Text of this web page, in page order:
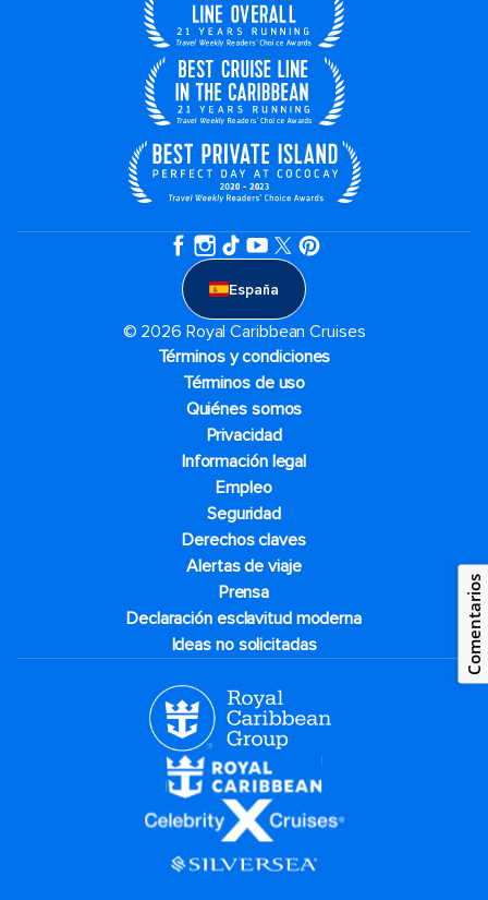
España
© 2026 Royal Caribbean Cruises
Términos y condiciones
Términos de uso
Quiénes somos
Privacidad
Información legal
Empleo
Seguridad
Derechos claves
Alertas de viaje
Prensa
Declaración esclavitud moderna
Ideas no solicitadas
Comentarios